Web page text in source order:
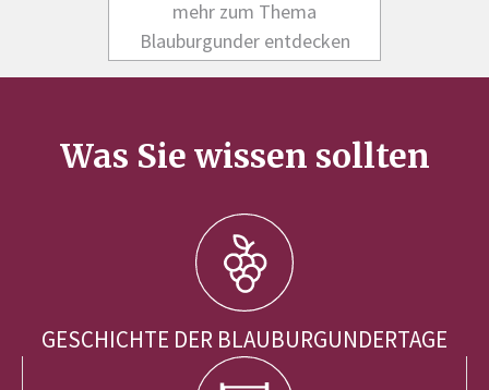
mehr zum Thema
Blauburgunder entdecken
Was Sie wissen sollten
GESCHICHTE DER BLAUBURGUNDERTAGE